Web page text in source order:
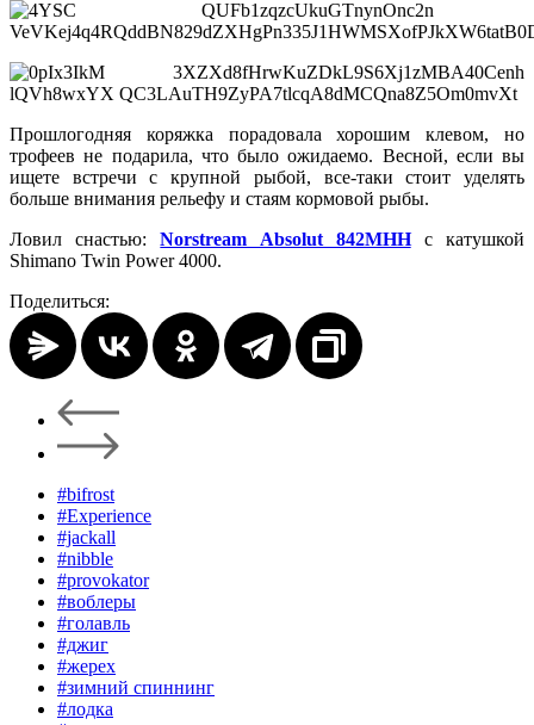
Прошлогодняя коряжка порадовала хорошим клевом, но
трофеев не подарила, что было ожидаемо. Весной, если вы
ищете встречи с крупной рыбой, все-таки стоит уделять
больше внимания рельефу и стаям кормовой рыбы.
Ловил снастью:Norstream Absolut 842МННс катушкой
Shimano Twin Power 4000.
Поделиться:
#bifrost
#Experience
#jackall
#nibble
#provokator
#воблеры
#голавль
#джиг
#жерех
#зимний спиннинг
#лодка